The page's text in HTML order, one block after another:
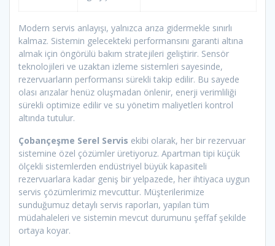
Modern servis anlayışı, yalnızca arıza gidermekle sınırlı
kalmaz. Sistemin gelecekteki performansını garanti altına
almak için öngörülü bakım stratejileri geliştirir. Sensör
teknolojileri ve uzaktan izleme sistemleri sayesinde,
rezervuarların performansı sürekli takip edilir. Bu sayede
olası arızalar henüz oluşmadan önlenir, enerji verimliliği
sürekli optimize edilir ve su yönetim maliyetleri kontrol
altında tutulur.
Çobançeşme Serel Servis ekibi olarak, her bir rezervuar
sistemine özel çözümler üretiyoruz. Apartman tipi küçük
ölçekli sistemlerden endüstriyel büyük kapasiteli
rezervuarlara kadar geniş bir yelpazede, her ihtiyaca uygun
servis çözümlerimiz mevcuttur. Müşterilerimize
sunduğumuz detaylı servis raporları, yapılan tüm
müdahaleleri ve sistemin mevcut durumunu şeffaf şekilde
ortaya koyar.